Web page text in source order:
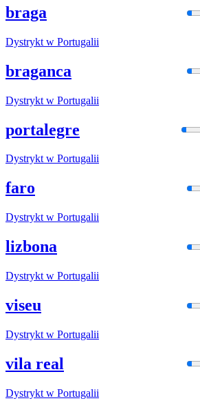
braga
Dystrykt w Portugalii
braganca
Dystrykt w Portugalii
portalegre
Dystryktw Portugalii
faro
Dystrykt w Portugalii
lizbona
Dystrykt w Portugalii
viseu
Dystrykt w Portugalii
vila real
Dystrykt w Portugalii